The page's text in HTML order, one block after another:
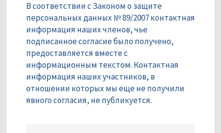
В соответствии с Законом о защите
персональных данных № 89/2007 контактная
информация наших членов, чье
подписанное согласие было получено,
предоставляется вместе с
информационным текстом. Контактная
информация наших участников, в
отношении которых мы еще не получили
явного согласия, не публикуется.